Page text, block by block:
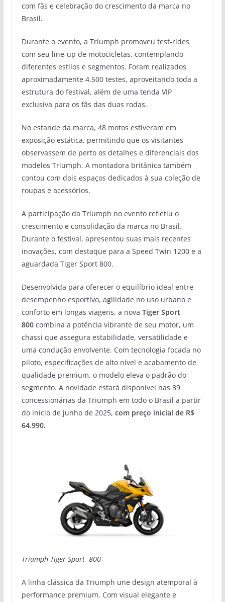
com fãs e celebração do crescimento da marca no
Brasil.
Durante o evento, a Triumph promoveu test-rides
com seu line-up de motocicletas, contemplando
diferentes estilos e segmentos. Foram realizados
aproximadamente 4.500 testes, aproveitando toda a
estrutura do festival, além de uma tenda VIP
exclusiva para os fãs das duas rodas.
No estande da marca, 48 motos estiveram em
exposição estática, permitindo que os visitantes
observassem de perto os detalhes e diferenciais dos
modelos Triumph. A montadora britânica também
contou com dois espaços dedicados à sua coleção de
roupas e acessórios.
A participação da Triumph no evento refletiu o
crescimento e consolidação da marca no Brasil.
Durante o festival, apresentou suas mais recentes
inovações, com destaque para a Speed Twin 1200 e a
aguardada Tiger Sport 800.
Desenvolvida para oferecer o equilíbrio ideal entre
desempenho esportivo, agilidade no uso urbano e
conforto em longas viagens, a nova Tiger Sport
800combina a potência vibrante de seu motor, um
chassi que assegura estabilidade, versatilidade e
uma condução envolvente. Com tecnologia focada no
piloto, especificações de alto nível e acabamento de
qualidade premium, o modelo eleva o padrão do
segmento. A novidade estará disponível nas 39
concessionárias da Triumph em todo o Brasil a partir
do início de junho de 2025, com preço inicial de R$
64.990.
Triumph Tiger Sport 800
A linha clássica da Triumph une design atemporal à
performance premium. Com visual elegante e